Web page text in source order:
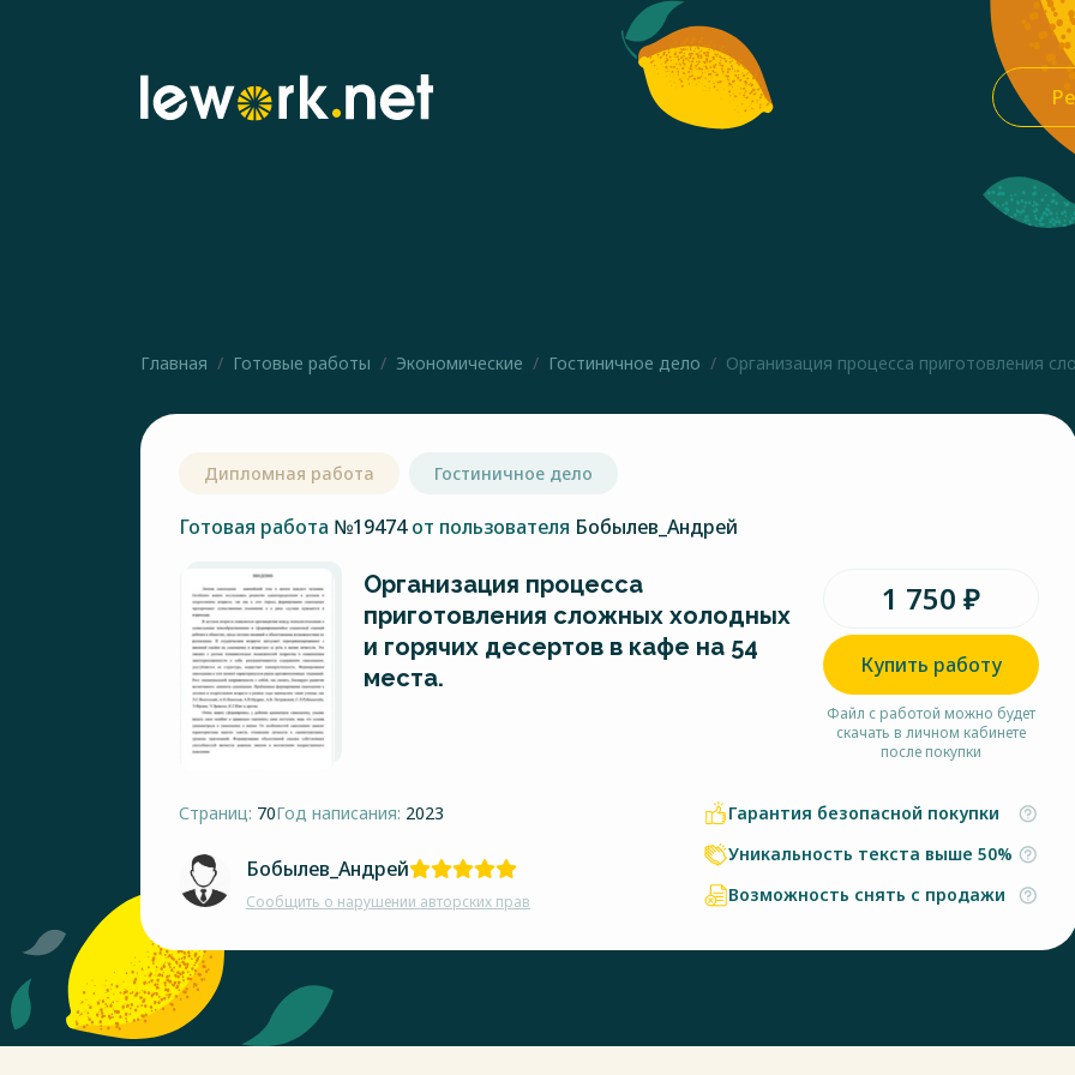
Главная Готовые работы Экономические Гостиничное дело Организация процесса приготовления
Дипломная работа Гостиничное дело
Готовая работа №19474от пользователя Бобылев_Андрей
Организация процесса
приготовления сложных холодных
и горячих десертов в кафе на 54
места.
1 750 ₽
Купить работу
Файл с работой можно будет
скачать в личном кабинете
после покупки
Страниц: 70Год написания: 2023
Бобылев_Андрей
Сообщить о нарушении авторских прав
Гарантия безопасной покупки
Уникальность текста выше 50%
Возможность снять с продажи